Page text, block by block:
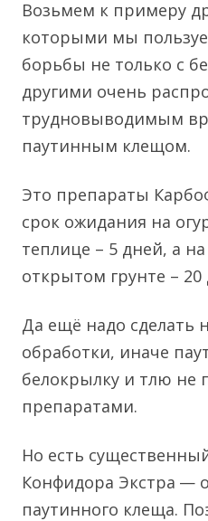
Возьмем к примеру
которыми мы
борьбы не только с
другими очень
трудновыводимым
паутинным клещом.
Это препараты
срок ожидания на
теплице – 5 дней, а
открытом грунте – 20
Да ещё надо сделать
обработки, иначе
белокрылку и тлю не
препаратами.
Но есть
Конфидора Экстра —
паутинного клеща.